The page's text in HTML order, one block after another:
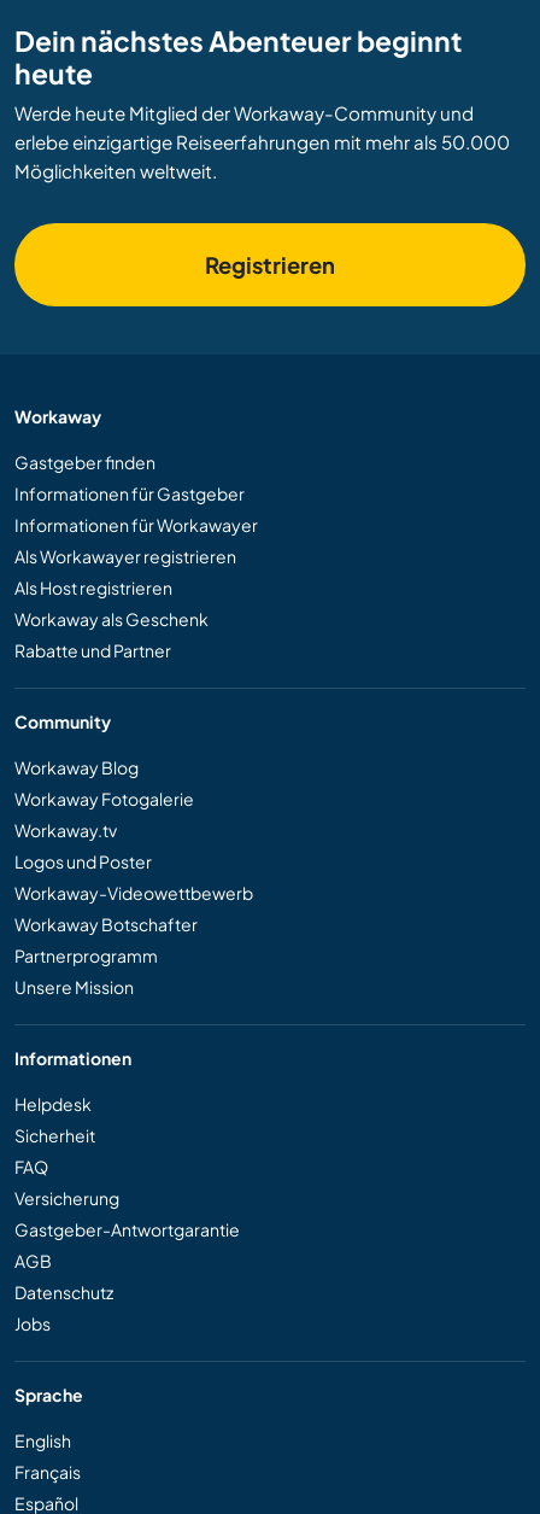
Dein nächstes Abenteuer beginnt
heute
Werde heute Mitglied der Workaway-Community und
erlebe einzigartige Reiseerfahrungen mit mehr als 50.000
Möglichkeiten weltweit.
Registrieren
Workaway
Gastgeber finden
Informationen für Gastgeber
Informationen für Workawayer
Als Workawayer registrieren
Als Host registrieren
Workaway als Geschenk
Rabatte und Partner
Community
Workaway Blog
Workaway Fotogalerie
Workaway.tv
Logos und Poster
Workaway-Videowettbewerb
Workaway Botschafter
Partnerprogramm
Unsere Mission
Informationen
Helpdesk
Sicherheit
FAQ
Versicherung
Gastgeber-Antwortgarantie
AGB
Datenschutz
Jobs
Sprache
English
Français
Español